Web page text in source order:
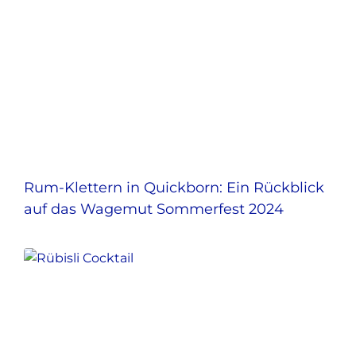
Rum-Klettern in Quickborn: Ein Rückblick
auf das Wagemut Sommerfest 2024